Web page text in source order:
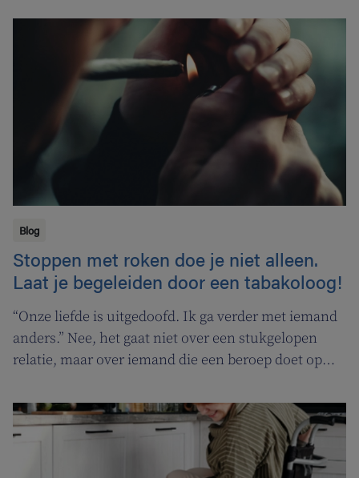
Blog
Stoppen met roken doe je niet alleen.
Laat je begeleiden door een tabakoloog!
“Onze liefde is uitgedoofd. Ik ga verder met iemand
anders.” Nee, het gaat niet over een stukgelopen
relatie, maar over iemand die een beroep doet op
Vlaamse overheid pakt uit met een nieuwe
campagne om rookstopbegeleiding door